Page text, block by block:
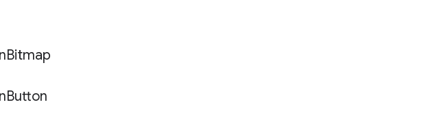
Bitmap
Button